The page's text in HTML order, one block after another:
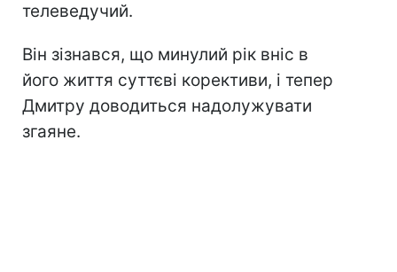
телеведучий.
Він зізнався, що минулий рік вніс в
його життя суттєві корективи, і тепер
Дмитру доводиться надолужувати
згаяне.